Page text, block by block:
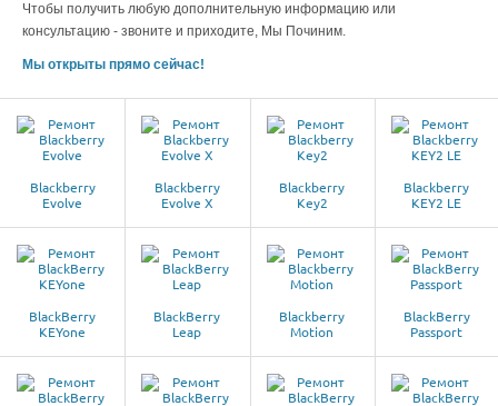
Чтобы получить любую дополнительную информацию или
консультацию - звоните и приходите, Мы Починим.
Мы открыты прямо сейчас!
Blackberry
Evolve
Blackberry
Evolve X
Blackberry
Key2
Blackberry
KEY2 LE
BlackBerry
KEYone
BlackBerry
Leap
Blackberry
Motion
BlackBerry
Passport